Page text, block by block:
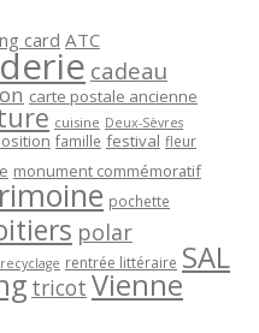
card ATC
cadeau
carte postale ancienne
cuisine Deux-Sèvres
famille festival fleur
monument commémoratif
pochette
polar
recyclage rentrée littéraire SAL
tricot Vienne